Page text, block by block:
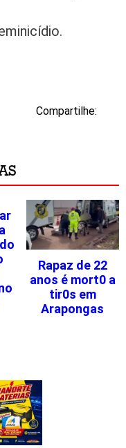
Compartilhe:
Rapaz de 22
anos é mort0 a
tir0s em
Arapongas